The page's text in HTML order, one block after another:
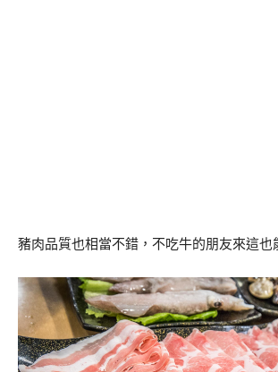
豬肉品質也相當不錯，不吃牛的朋友來這也